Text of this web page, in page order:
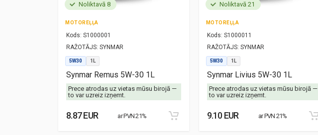
Noliktavā 8
MOTOREĻĻA
Kods: S1000001
RAŽOTĀJS: SYNMAR
5W30 1L
Synmar Remus 5W-30 1L
Prece atrodas uz vietas mūsu birojā —
to var uzreiz izņemt.
8.87 EUR ar PVN 21%
Noliktavā 21
MOTOREĻĻA
Kods: S1000011
RAŽOTĀJS: SYNMAR
5W30 1L
Synmar Livius 5W-30 1L
Prece atrodas uz vietas mūsu birojā —
to var uzreiz izņemt.
9.10 EUR ar PVN 21%